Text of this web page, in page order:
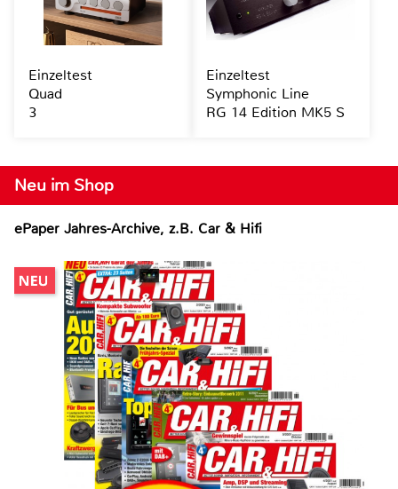
Neu im Shop
ePaper Jahres-Archive, z.B. Car & Hifi
Einzeltest
Quad
3
Einzeltest
Symphonic Line
RG 14 Edition MK5 S